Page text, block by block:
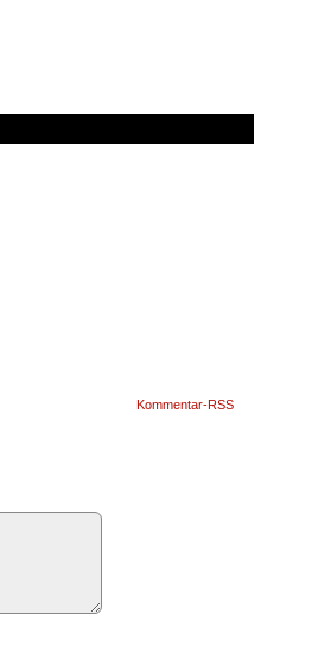
Kommentar-RSS